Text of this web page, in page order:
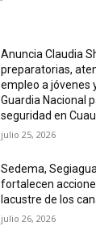
Anuncia Claudia
preparatorias,
empleo a jóvenes
Guardia Nacional
seguridad en
julio 25, 2026
Sedema,
fortalecen
lacustre de los
julio 26, 2026